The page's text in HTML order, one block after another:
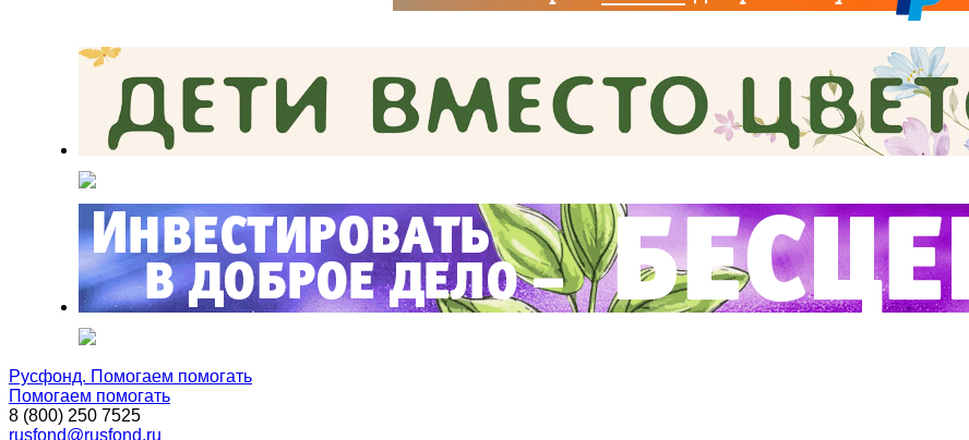
Русфонд. Помогаем помогать
Помогаем помогать
8 (800) 250 7525
rusfond@rusfond.ru